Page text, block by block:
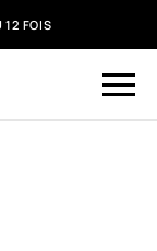
12 FOIS